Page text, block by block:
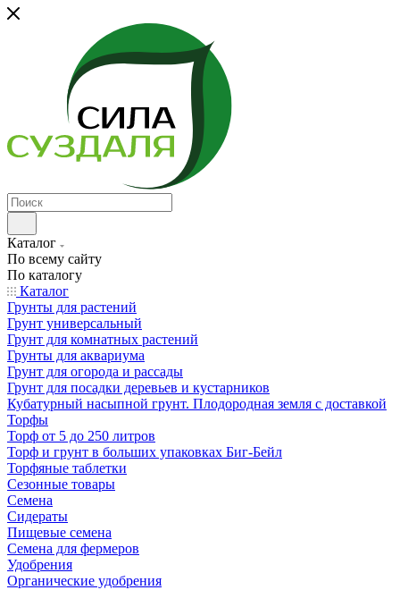
Каталог
По всему сайту
По каталогу
Каталог
Грунты для растений
Грунт универсальный
Грунт для комнатных растений
Грунты для аквариума
Грунт для огорода и рассады
Грунт для посадки деревьев и кустарников
Кубатурный насыпной грунт. Плодородная земля с доставкой
Торфы
Торф от 5 до 250 литров
Торф и грунт в больших упаковках Биг-Бейл
Торфяные таблетки
Сезонные товары
Семена
Сидераты
Пищевые семена
Семена для фермеров
Удобрения
Органические удобрения